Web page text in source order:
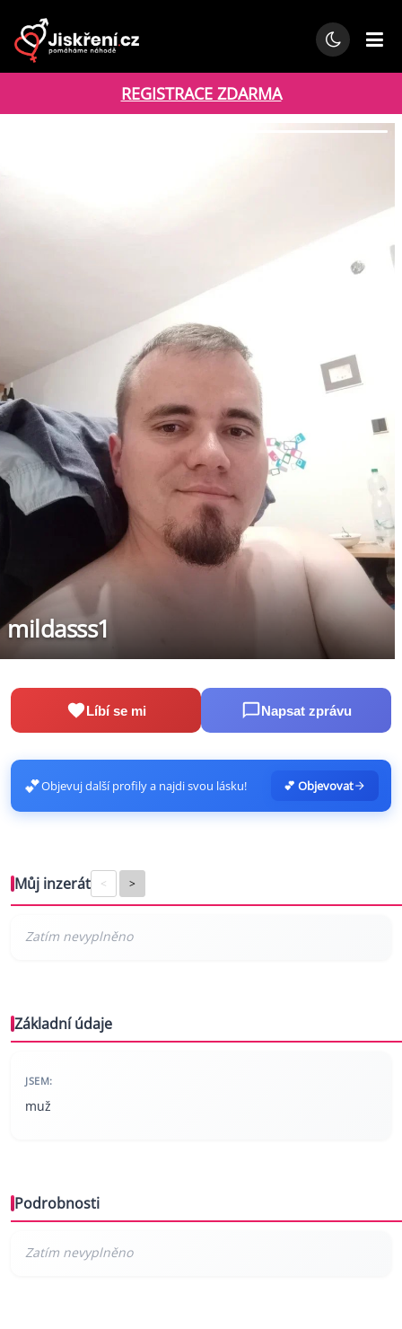
REGISTRACE ZDARMA
mildasss1
Líbí se mi Napsat zprávu
💕Objevuj další profily a najdi svou lásku! 💕 Objevovat
Můj inzerát < >
Základní údaje
JSEM:
muž
Podrobnosti